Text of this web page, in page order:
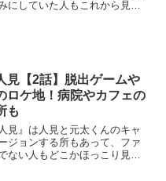
にしていた人もこれから見る
見【2話】脱出ゲームや
ロケ地！病院やカフェの
も
見』は人見と元太くんのキャ
ジョンする所もあって、ファ
ない人もどこかほっこり見て